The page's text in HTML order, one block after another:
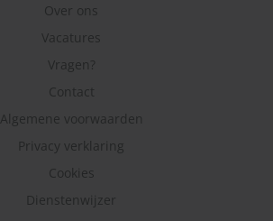
Over ons
Vacatures
Vragen?
Contact
Algemene voorwaarden
Privacy verklaring
Cookies
Dienstenwijzer